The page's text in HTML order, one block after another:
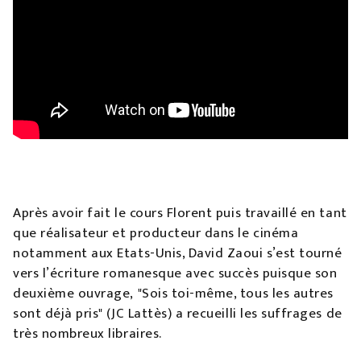
Après avoir fait le cours Florent puis travaillé en tant
que réalisateur et producteur dans le cinéma
notamment aux Etats-Unis, David Zaoui s’est tourné
vers l’écriture romanesque avec succès puisque son
deuxième ouvrage, "Sois toi-même, tous les autres
sont déjà pris" (JC Lattès) a recueilli les suffrages de
très nombreux libraires.